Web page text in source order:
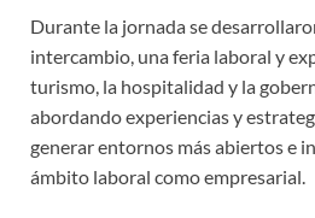
Durante la jornada se
intercambio, una feria laboral y
turismo, la hospitalidad y la
abordando experiencias y
generar entornos más abiertos e
ámbito laboral como empresarial.